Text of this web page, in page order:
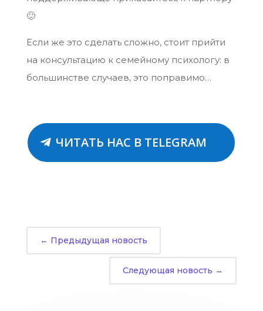
🙂
Если же это сделать сложно, стоит прийти
на консультацию к семейному психологу: в
большинстве случаев, это поправимо…
ЧИТАТЬ НАС В TELEGRAM
← Предыдущая новость
Следующая новость →